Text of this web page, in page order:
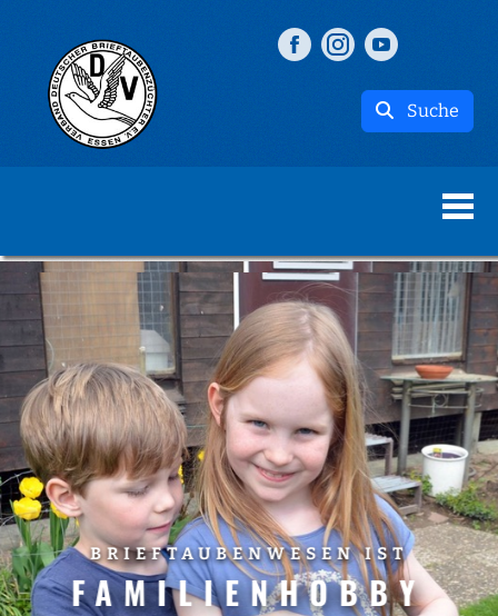
Suche
BRIEFTAUBENWESEN IST
FAMILIENHOBBY